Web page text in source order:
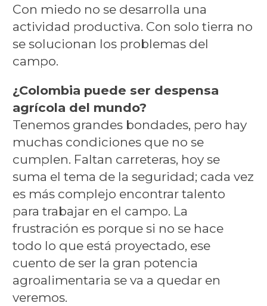
Con miedo no se desarrolla una
actividad productiva. Con solo tierra no
se solucionan los problemas del
campo.
¿Colombia puede ser despensa
agrícola del mundo?
Tenemos grandes bondades, pero hay
muchas condiciones que no se
cumplen. Faltan carreteras, hoy se
suma el tema de la seguridad; cada vez
es más complejo encontrar talento
para trabajar en el campo. La
frustración es porque si no se hace
todo lo que está proyectado, ese
cuento de ser la gran potencia
agroalimentaria se va a quedar en
veremos.